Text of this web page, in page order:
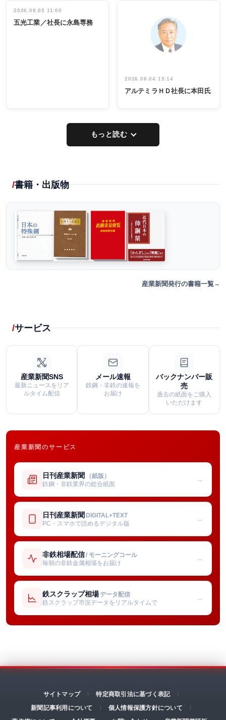
インタビュ
ー／社内ア
祝う 業界関
係者ら220人
出席
2026.08.05 11:00
五光工業／社長に永島専務
2026.08.04 15:14
アルテミラＨＤ社長に本田氏
もっと読む
書籍・出版物
産業新聞発行の書籍一覧
サービス
産業新聞SNS
最新ニュースをリア
ルタイム配信
メール速報
鉄鋼・非鉄の速報を
お届け
バックナンバー販
売
過去の紙面をご購入
いただけます
産業新聞のサービス
日刊産業新聞 （紙版）
鉄鋼・非鉄業界の総合紙面
→
日刊産業新聞 DIGITAL+TEXT
PC・スマホで読めるデジタル版
→
非鉄相場配信/ モーニングコール
毎朝の非鉄金属相場をお届け
→
鉄スクラップ相場 データ配信
鉄スクラップ市況データをリアルタイムで
→
サイトマップ
特定商取引法に基づく表記
新聞記事利用について
個人情報保護方針について